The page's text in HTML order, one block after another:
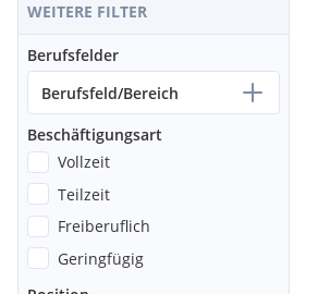
WEITERE FILTER
Berufsfelder
Berufsfeld/Bereich
Beschäftigungsart
Vollzeit
Teilzeit
Freiberuflich
Geringfügig